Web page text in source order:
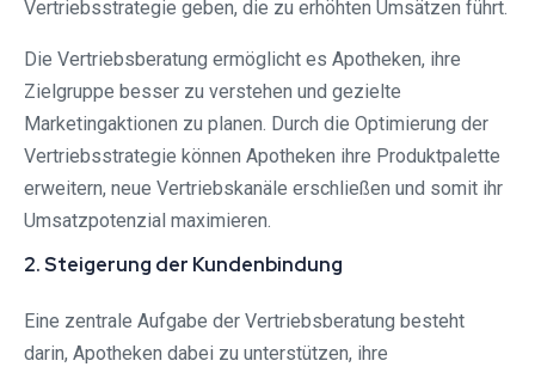
Vertriebsstrategie geben, die zu erhöhten Umsätzen führt.
Die Vertriebsberatung ermöglicht es Apotheken, ihre
Zielgruppe besser zu verstehen und gezielte
Marketingaktionen zu planen. Durch die Optimierung der
Vertriebsstrategie können Apotheken ihre Produktpalette
erweitern, neue Vertriebskanäle erschließen und somit ihr
Umsatzpotenzial maximieren.
2. Steigerung der Kundenbindung
Eine zentrale Aufgabe der Vertriebsberatung besteht
darin, Apotheken dabei zu unterstützen, ihre